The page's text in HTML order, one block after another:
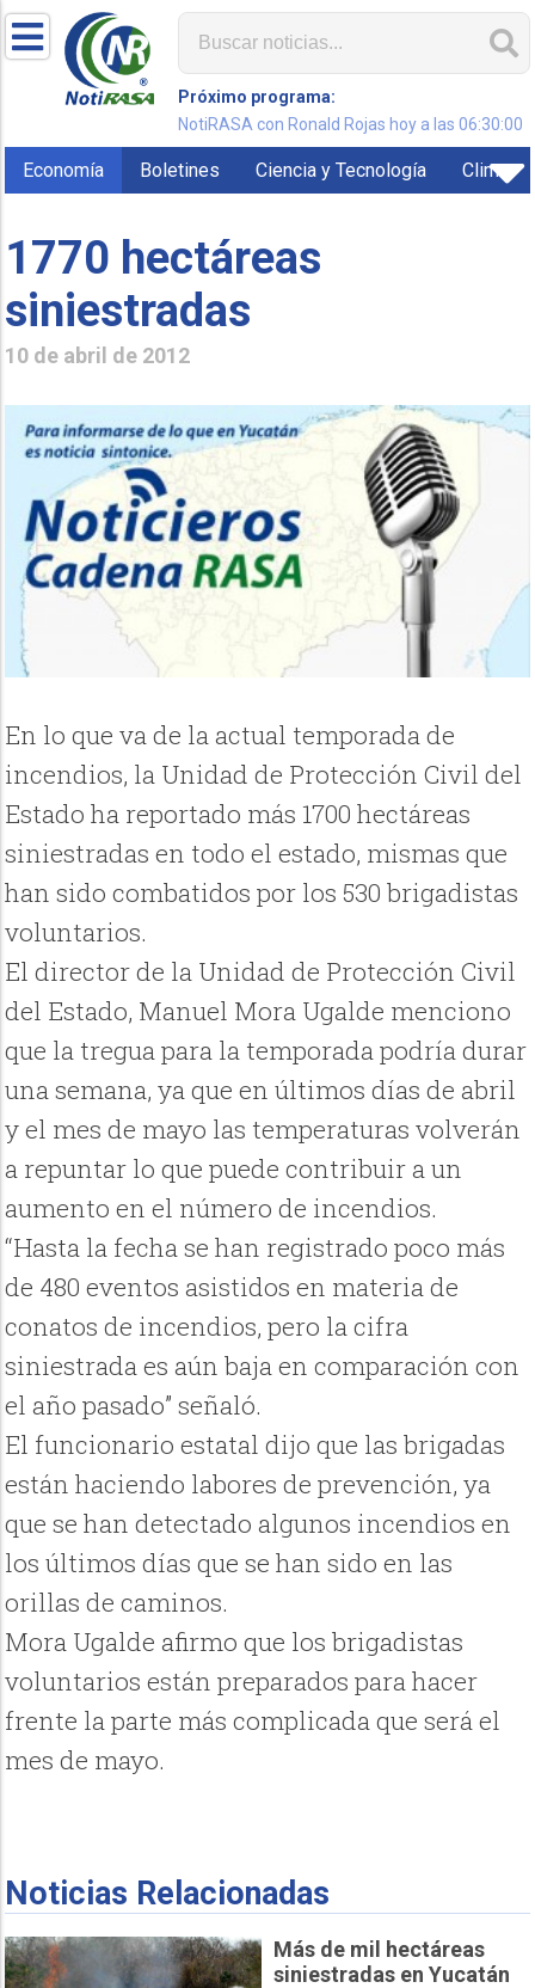
Próximo programa:
NotiRASA con Ronald Rojas hoy a las 06:30:00
Economía Boletines Ciencia y Tecnología Clima
1770 hectáreas
10 de abril de 2012
En lo que va de la actual temporada de
incendios, la Unidad de Protección Civil del
Estado ha reportado más 1700 hectáreas
siniestradas en todo el estado, mismas que
han sido combatidos por los 530 brigadistas
voluntarios.
El director de la Unidad de Protección Civil
del Estado, Manuel Mora Ugalde menciono
que la tregua para la temporada podría durar
una semana, ya que en últimos días de abril
y el mes de mayo las temperaturas volverán
a repuntar lo que puede contribuir a un
aumento en el número de incendios.
“Hasta la fecha se han registrado poco más
de 480 eventos asistidos en materia de
conatos de incendios, pero la cifra
siniestrada es aún baja en comparación con
el año pasado” señaló.
El funcionario estatal dijo que las brigadas
están haciendo labores de prevención, ya
que se han detectado algunos incendios en
los últimos días que se han sido en las
orillas de caminos.
Mora Ugalde afirmo que los brigadistas
voluntarios están preparados para hacer
frente la parte más complicada que será el
mes de mayo.
Noticias Relacionadas
Más de mil hectáreas
siniestradas en Yucatán